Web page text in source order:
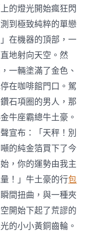
的燈光開始瘋狂閃
到極致純粹的單戀
在機器的頂部，一
地射向天空。然
一輛塗滿了金色、
在咖啡館門口。駕
石項圈的男人，那
牛座霸總牛土豪。
宣布：「天秤！別
的純金箔買下了今
，你的運勢由我主
！」牛土豪的行包
間扭曲，與一種夾
開始下起了荒謬的
的小小黃銅齒輪。